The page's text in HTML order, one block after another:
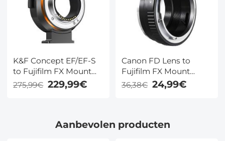
K&F Concept EF/EF-S
to Fujifilm FX Mount
Elektronische Lens
Adapter
275,99€ 229,99€
Canon FD Lens to
Fujifilm FX Mount
Mirrorless Camera
Adapter K&F Concept
36,38€ 24,99€
Aanbevolen producten